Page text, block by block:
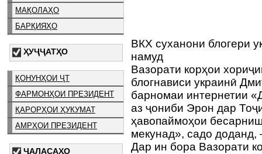
МАҚОЛАҲО
БАРҚИЯҲО
ҲУҶҶАТҲО
ҚОНУНҲОИ ҶТ
ФАРМОНҲОИ ПРЕЗИДЕНТ
ҚАРОРҲОИ ҲУКУМАТ
АМРҲОИ ПРЕЗИДЕНТ
ҶАЛАСАҲО
ВКХ суханони блогери
намуд
Вазорати корҳои
блогнависи украинӣ
барномаи интернетии
аз ҷониби Эрон дар
ҳавопаймоҳои
мекунад», садо
Дар ин бора Вазорати